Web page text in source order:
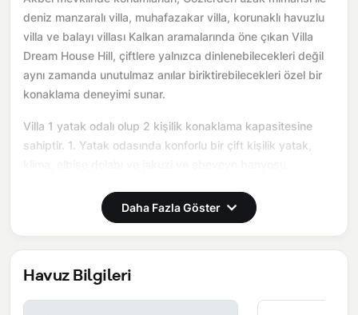
deniz manzaralı villa, muhafazakar villa, korunaklı havuzlu
villa ve balayı villası Kalkan aramalarında öne çıkan Villa
Dream House Hill, çiftlere yalnızca dinlenebilecekleri değil
aynı zamanda unutulmaz anılar biriktirebilecekleri özel bir
konaklama deneyimi sunar.
Villa 1 yatak odalı olup 2 kişilik konaklama kapasitesine
sahiptir. 1. Yatak odasında konforlu bir çift kişilik yatak,
televizyon, klima ve açık plan tam donanımlı mutfak yer
almaktadır. Mutfakta buzdolabı, ocak, fırın, yemek takımları
Daha Fazla Göster
Havuz Bilgileri